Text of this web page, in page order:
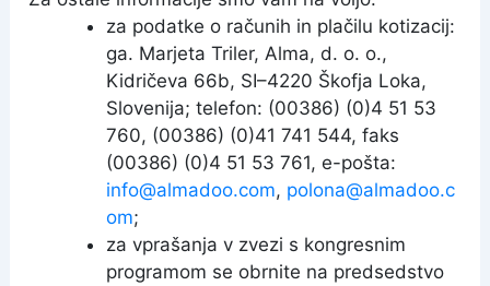
za podatke o računih in plačilu kotizacij:
ga. Marjeta Triler, Alma, d. o. o.,
Kidričeva 66b, SI–4220 Škofja Loka,
Slovenija; telefon: (00386) (0)4 51 53
760, (00386) (0)41 741 544, faks
(00386) (0)4 51 53 761, e-pošta:
info@almadoo.com, polona@almadoo.c
om;
za vprašanja v zvezi s kongresnim
programom se obrnite na predsedstvo